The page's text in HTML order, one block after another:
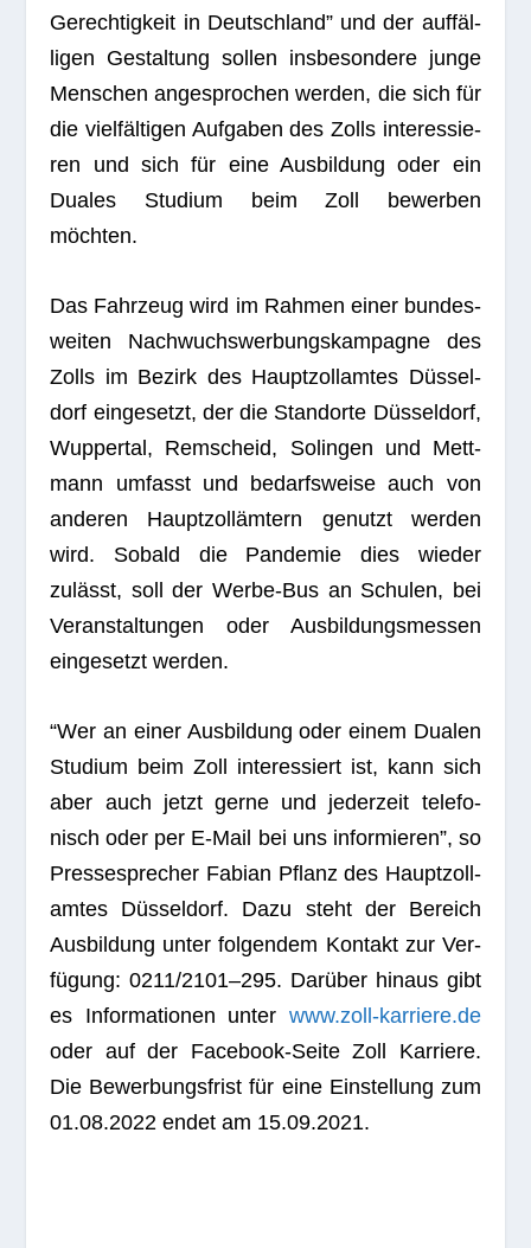
Gerech­tig­keit in Deutsch­land” und der auf­fäl­
li­gen Gestal­tung sol­len ins­be­son­dere junge
Men­schen ange­spro­chen wer­den, die sich für
die viel­fäl­ti­gen Auf­ga­ben des Zolls inter­es­sie­
ren und sich für eine Aus­bil­dung oder ein
Dua­les Stu­dium beim Zoll bewer­ben
möchten.
Das Fahr­zeug wird im Rah­men einer bun­des­
wei­ten Nach­wuchs­wer­bungs­kam­pa­gne des
Zolls im Bezirk des Haupt­zoll­am­tes Düs­sel­
dorf ein­ge­setzt, der die Stand­orte Düs­sel­dorf,
Wup­per­tal, Rem­scheid, Solin­gen und Mett­
mann umfasst und bedarfs­weise auch von
ande­ren Haupt­zoll­äm­tern genutzt wer­den
wird. Sobald die Pan­de­mie dies wie­der
zulässt, soll der Werbe-Bus an Schu­len, bei
Ver­an­stal­tun­gen oder Aus­bil­dungs­mes­sen
ein­ge­setzt werden.
“Wer an einer Aus­bil­dung oder einem Dua­len
Stu­dium beim Zoll inter­es­siert ist, kann sich
aber auch jetzt gerne und jeder­zeit tele­fo­
nisch oder per E‑Mail bei uns infor­mie­ren”, so
Pres­se­spre­cher Fabian Pflanz des Haupt­zoll­
am­tes Düs­sel­dorf. Dazu steht der Bereich
Aus­bil­dung unter fol­gen­dem Kon­takt zur Ver­
fü­gung: 0211/2101–295. Dar­über hin­aus gibt
es Infor­ma­tio­nen unter www.zoll-karriere.de
oder auf der Face­book-Seite Zoll Kar­riere.
Die Bewer­bungs­frist für eine Ein­stel­lung zum
01.08.2022 endet am 15.09.2021.